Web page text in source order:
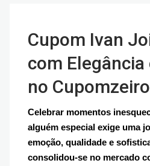
Cupom Ivan
com Elegância
no
Celebrar momentos
alguém especial exige uma
emoção, qualidade e
consolidou-se no mercado